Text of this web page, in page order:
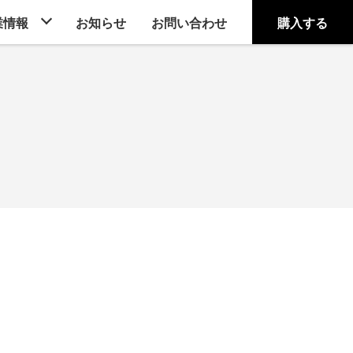
報 お知らせ お問い合わせ 購入する